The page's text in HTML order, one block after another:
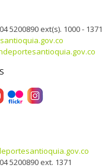
5200890 ext(s). 1000 - 1371
5200890 ext. 1371